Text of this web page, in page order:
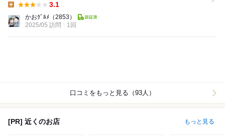
3.1
かおｸﾞﾙﾒ （2853）
2025/05 訪問
1回
口コミをもっと見る（93人）
[PR] 近くのお店 もっと見る